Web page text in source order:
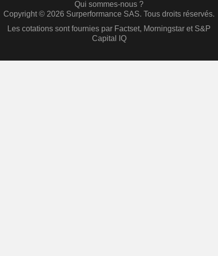
Qui sommes-nous ?
Copyright © 2026 Surperformance SAS. Tous droits réservés.
Les cotations sont fournies par Factset, Morningstar et S&P
Capital IQ